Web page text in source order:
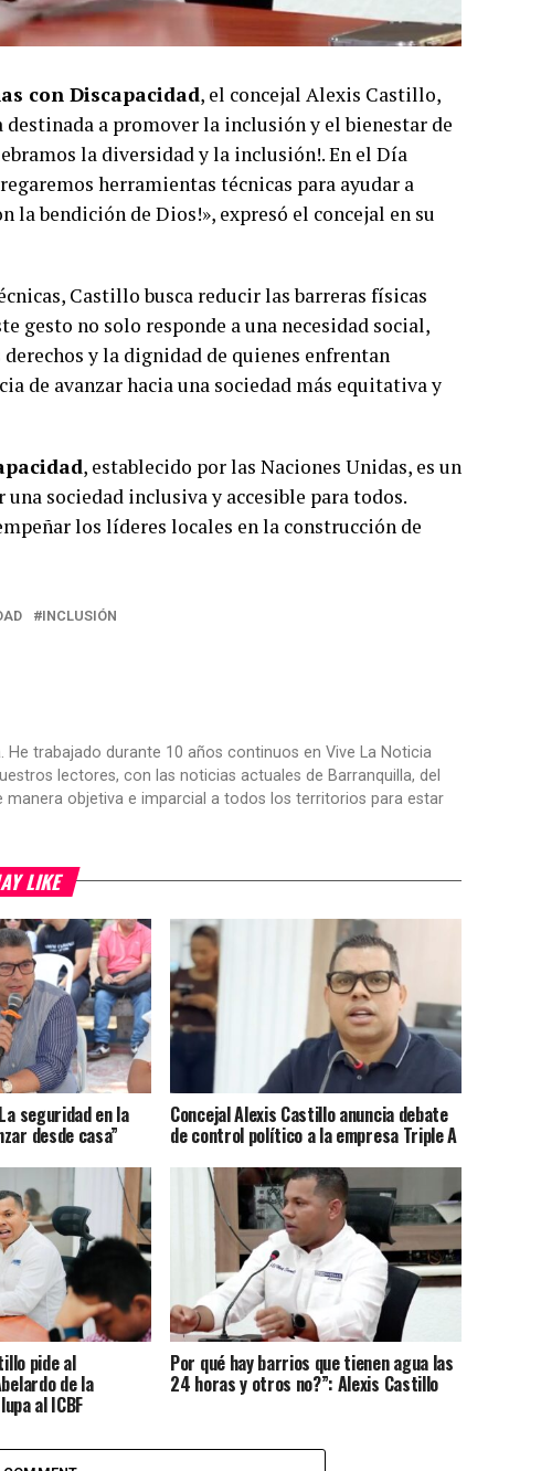
con Discapacidad, el concejal Alexis Castillo,
a promover la inclusión y el bienestar de
la diversidad y la inclusión!. En el Día
herramientas técnicas para ayudar a
la bendición de Dios!», expresó el concejal en su
Castillo busca reducir las barreras físicas
gesto no solo responde a una necesidad social,
y la dignidad de quienes enfrentan
de avanzar hacia una sociedad más equitativa y
, establecido por las Naciones Unidas, es un
sociedad inclusiva y accesible para todos.
los líderes locales en la construcción de
INCLUSIÓN
trabajado durante 10 años continuos en Vive La Noticia
lectores, con las noticias actuales de Barranquilla, del
objetiva e imparcial a todos los territorios para estar
LIKE
seguridad en la
desde casa”
Concejal Alexis Castillo anuncia debate
de control político a la empresa Triple A
pide al
de la
al ICBF
Por qué hay barrios que tienen agua las
24 horas y otros no?”: Alexis Castillo